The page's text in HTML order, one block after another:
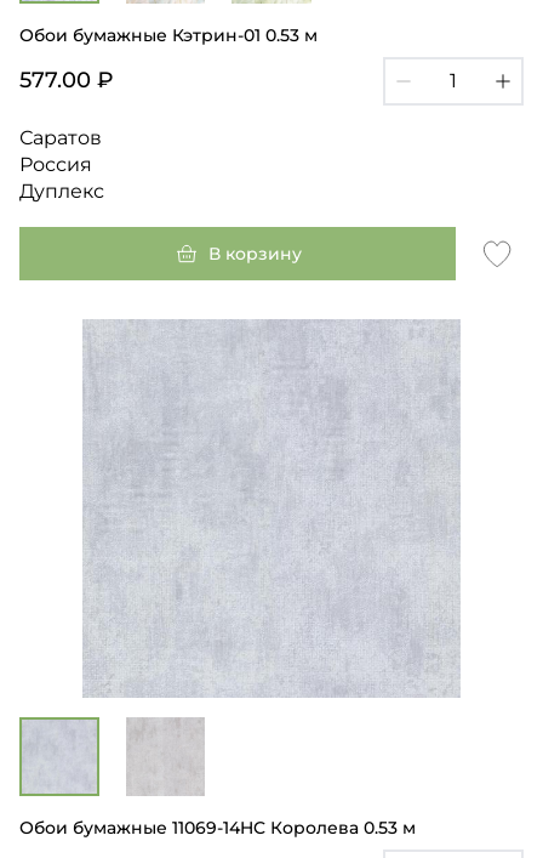
Обои бумажные Кэтрин-01 0.53 м
577.00 ₽
Саратов
Россия
Дуплекс
В корзину
Обои бумажные 11069-14HC Королева 0.53 м